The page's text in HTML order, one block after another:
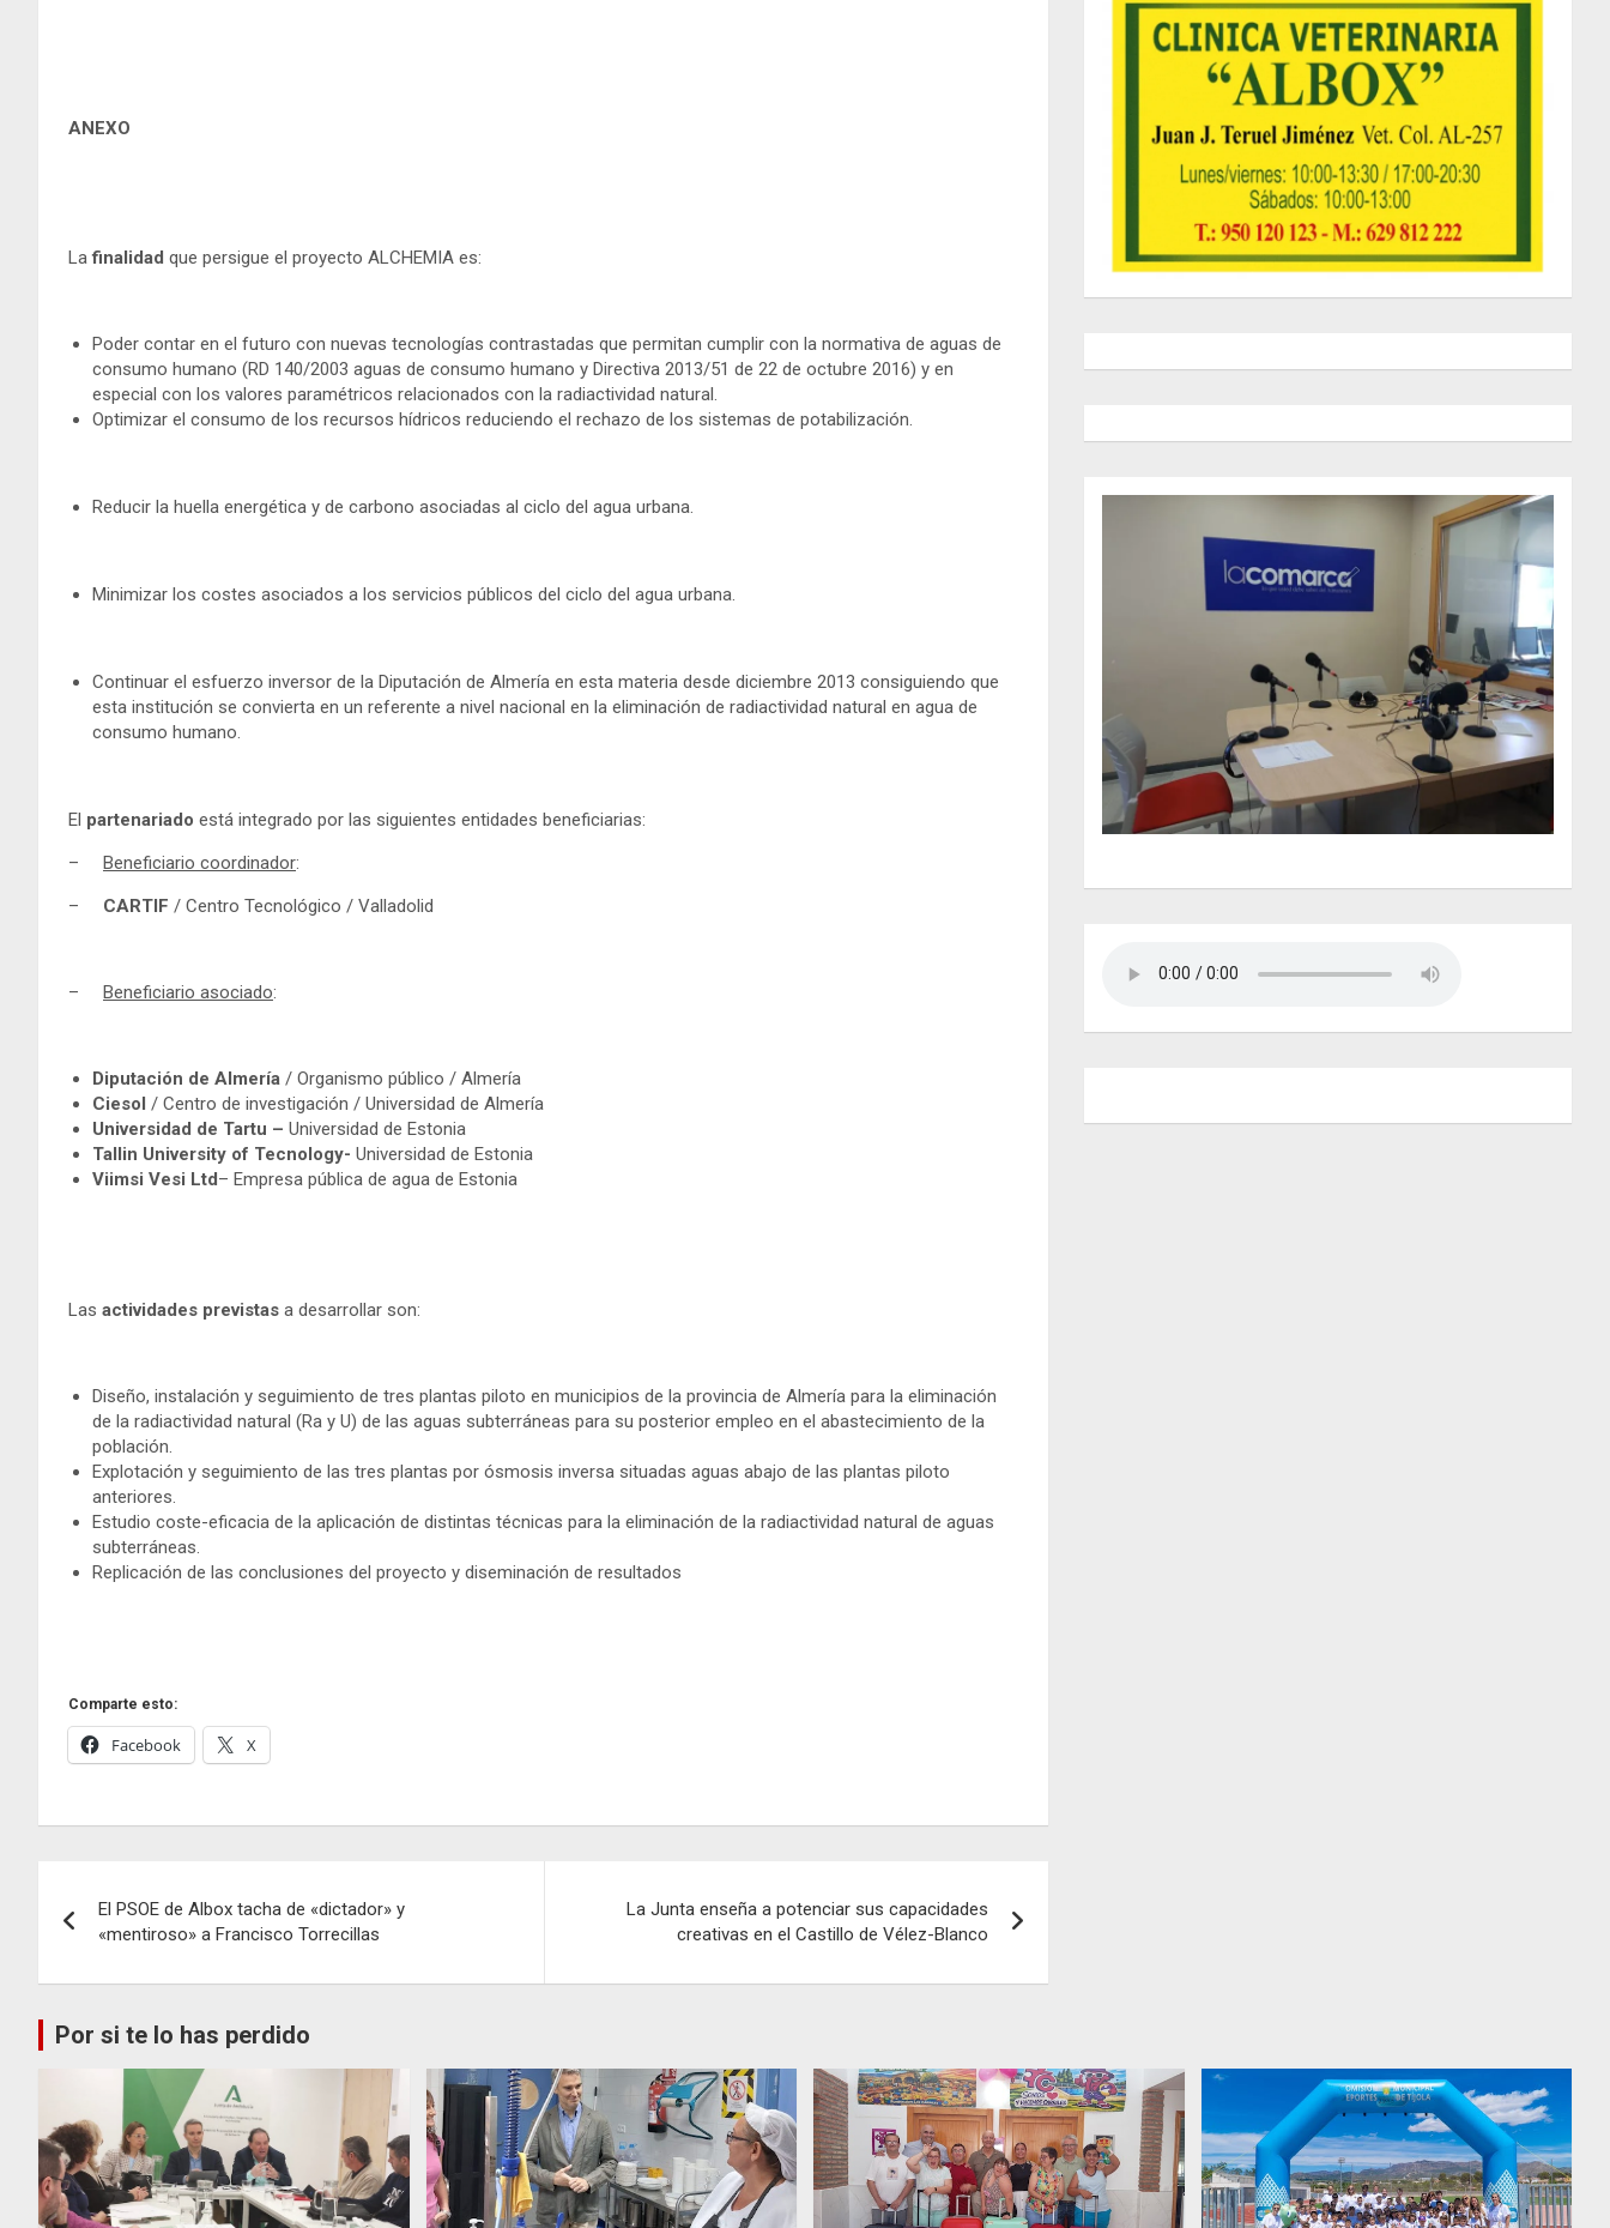
ANEXO
Lafinalidad que persigue el proyecto ALCHEMIA es:
Poder contar en el futuro con nuevas tecnologías contrastadas que permitan cumplir con la normativa de aguas de
consumo humano (RD 140/2003 aguas de consumo humano y Directiva 2013/51 de 22 de octubre 2016) y en
especial con los valores paramétricos relacionados con la radiactividad natural.
Optimizar el consumo de los recursos hídricos reduciendo el rechazo de los sistemas de potabilización.
Reducir la huella energética y de carbono asociadas al ciclo del agua urbana.
Minimizar los costes asociados a los servicios públicos del ciclo del agua urbana.
Continuar el esfuerzo inversor de la Diputación de Almería en esta materia desde diciembre 2013 consiguiendo que
esta institución se convierta en un referente a nivel nacional en la eliminación de radiactividad natural en agua de
consumo humano.
El partenariado está integrado por las siguientes entidades beneficiarias:
– Beneficiario coordinador:
– CARTIF / Centro Tecnológico / Valladolid
– Beneficiario asociado:
Diputación de Almería / Organismo público / Almería
Ciesol / Centro de investigación / Universidad de Almería
Universidad de Tartu – Universidad de Estonia
Tallin University of Tecnology- Universidad de Estonia
Viimsi Vesi Ltd– Empresa pública de agua de Estonia
Las actividades previstas a desarrollar son:
Diseño, instalación y seguimiento de tres plantas piloto en municipios de la provincia de Almería para la eliminación
de la radiactividad natural (Ra y U) de las aguas subterráneas para su posterior empleo en el abastecimiento de la
población.
Explotación y seguimiento de las tres plantas por ósmosis inversa situadas aguas abajo de las plantas piloto
anteriores.
Estudio coste-eficacia de la aplicación de distintas técnicas para la eliminación de la radiactividad natural de aguas
subterráneas.
Replicación de las conclusiones del proyecto y diseminación de resultados
Comparte esto:
Facebook X
de
entradas
El PSOE de Albox tacha de «dictador» y
«mentiroso» a Francisco Torrecillas
La Junta enseña a potenciar sus capacidades
creativas en el Castillo de Vélez-Blanco
Por si te lo has perdido